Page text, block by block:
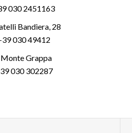
030 2451163
Bandiera, 28
030 49412
Grappa
030 302287